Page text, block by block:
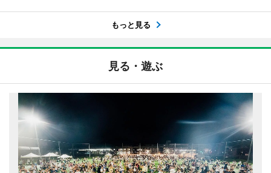
もっと見る
見る・遊ぶ